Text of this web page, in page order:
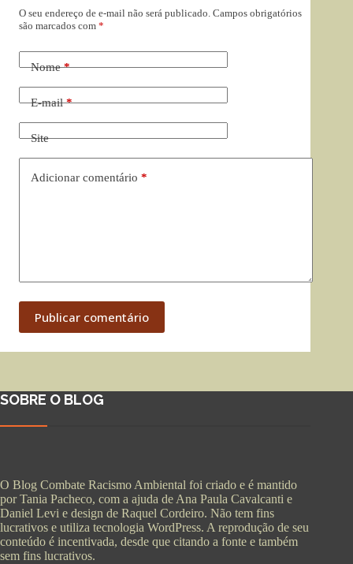
O seu endereço de e-mail não será publicado. Campos obrigatórios
são marcados com *
Nome*
E-mail*
Site
Adicionar comentário *
Publicar comentário
SOBRE O BLOG
O Blog Combate Racismo Ambiental foi criado e é mantido
por Tania Pacheco, com a ajuda de Ana Paula Cavalcanti e
Daniel Levi e design de Raquel Cordeiro. Não tem fins
lucrativos e utiliza tecnologia WordPress. A reprodução de seu
conteúdo é incentivada, desde que citando a fonte e também
sem fins lucrativos.